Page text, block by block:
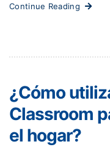
Continue Reading
¿Cómo
Classroom
el hogar?